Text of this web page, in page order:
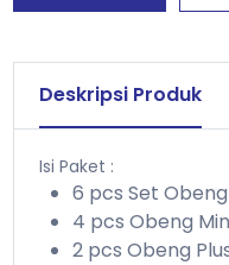
Deskripsi Produk
Isi Paket :
6 pcs Set
4 pcs Obeng
2 pcs Obeng